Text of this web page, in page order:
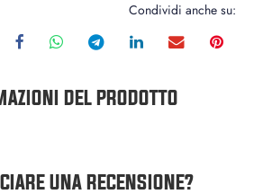
Condividi anche su:
DEL PRODOTTO
UNA RECENSIONE?